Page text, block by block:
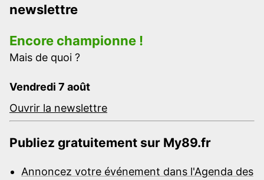
newslettre
Encore championne !
Mais de quoi ?
Vendredi 7 août
Ouvrir la newslettre
Publiez gratuitement sur My89.fr
Annoncez votre événement dans l'Agenda des